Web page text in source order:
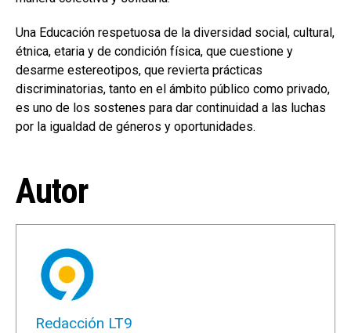
Una Educación respetuosa de la diversidad social, cultural,
étnica, etaria y de condición física, que cuestione y
desarme estereotipos, que revierta prácticas
discriminatorias, tanto en el ámbito público como privado,
es uno de los sostenes para dar continuidad a las luchas
por la igualdad de géneros y oportunidades.
Autor
Redacción LT9